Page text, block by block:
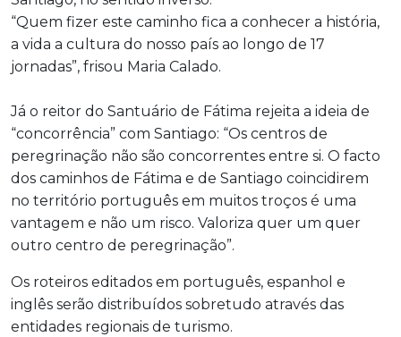
“Quem fizer este caminho fica a conhecer a história,
a vida a cultura do nosso país ao longo de 17
jornadas”, frisou Maria Calado.
Já o reitor do Santuário de Fátima rejeita a ideia de
“concorrência” com Santiago: “Os centros de
peregrinação não são concorrentes entre si. O facto
dos caminhos de Fátima e de Santiago coincidirem
no território português em muitos troços é uma
vantagem e não um risco. Valoriza quer um quer
outro centro de peregrinação”.
Os roteiros editados em português, espanhol e
inglês serão distribuídos sobretudo através das
entidades regionais de turismo.